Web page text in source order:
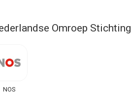
Omroep Stichting
NOS